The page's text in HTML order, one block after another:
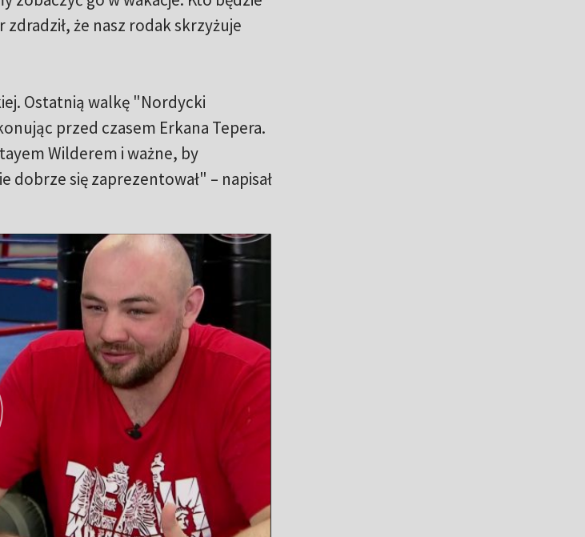
że nasz rodak skrzyżuje
Ostatnią walkę "Nordycki
przed czasem Erkana Tepera.
Wilderem i ważne, by
dobrze się zaprezentował" – napisał